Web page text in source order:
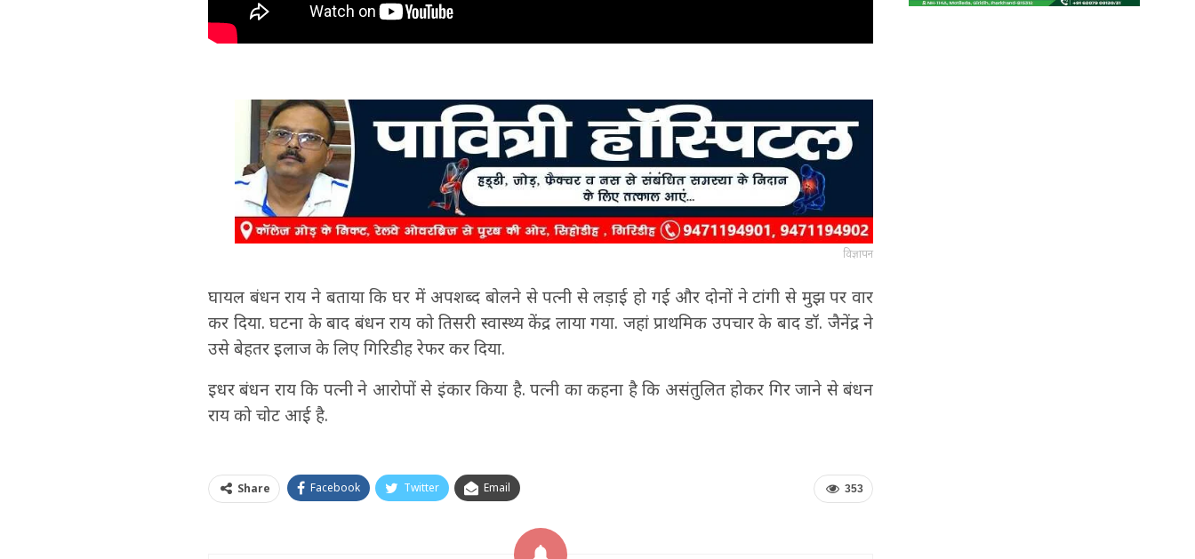
विज्ञापन
घायल बंधन राय ने बताया कि घर में अपशब्द बोलने से पत्नी से लड़ाई हो गई और दोनों ने टांगी से मुझ पर वार
कर दिया. घटना के बाद बंधन राय को तिसरी स्वास्थ्य केंद्र लाया गया. जहां प्राथमिक उपचार के बाद डॉ. जैनेंद्र ने
उसे बेहतर इलाज के लिए गिरिडीह रेफर कर दिया.
इधर बंधन राय कि पत्नी ने आरोपों से इंकार किया है. पत्नी का कहना है कि असंतुलित होकर गिर जाने से बंधन
राय को चोट आई है.
353
Share Facebook Twitter Email